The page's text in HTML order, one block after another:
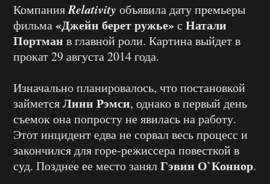
КомпанияRelativity объявила дату премьеры
фильма«Джейн берет ружье»с Натали
Портман в главной роли. Картина выйдет в
прокат 29 августа 2014 года.
Изначально планировалось, что постановкой
займетсяЛинн Рэмси, однако в первый день
съемок она попросту не явилась на работу.
Этот инцидент едва не сорвал весь процесс и
закончился для горе-режиссера повесткой в
суд. Позднее ее место занялГэвин О`Коннор.